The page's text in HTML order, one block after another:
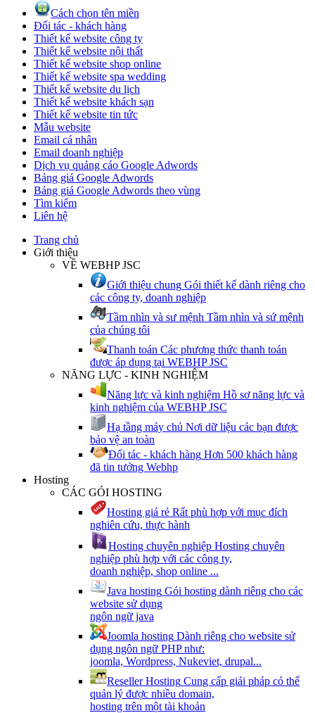
Cách chọn tên miền
Đối tác - khách hàng
Thiết kế website công ty
Thiết kế website nội thất
Thiết kế website shop online
Thiết kế website spa wedding
Thiết kế website du lịch
Thiết kế website khách sạn
Thiết kế website tin tức
Mẫu website
Email cá nhân
Email doanh nghiệp
Dịch vụ quảng cáo Google Adwords
Bảng giá Google Adwords
Bảng giá Google Adwords theo vùng
Tìm kiếm
Liên hệ
Trang chủ
Giới thiệu
VỀ WEBHP JSC
Giới thiệu chung Gói thiết kế dành riêng cho
các công ty, doanh nghiệp
Tầm nhìn và sư mệnh Tầm nhìn và sứ mệnh
của chúng tôi
Thanh toán Các phương thức thanh toán
được áp dụng tại WEBHP JSC
NĂNG LỰC - KINH NGHIỆM
Năng lực và kinh nghiệm Hồ sơ năng lực và
kinh nghiệm của WEBHP JSC
Hạ tầng máy chủ Nơi dữ liệu các bạn được
bảo vệ an toàn
Đối tác - khách hàng Hơn 500 khách hàng
đã tin tưởng Webhp
Hosting
CÁC GÓI HOSTING
Hosting giá rẻ Rất phù hợp với mục đích
nghiên cứu, thực hành
Hosting chuyên nghiệp Hosting chuyên
nghiệp phù hợp với các công ty,
doanh nghiệp, shop online ...
Java hosting Gói hosting dành riêng cho các
website sử dụng
ngôn ngữ java
Joomla hosting Dành riêng cho website sử
dụng ngôn ngữ PHP như:
joomla, Wordpress, Nukeviet, drupal...
Reseller Hosting Cung cấp giải pháp có thể
quản lý được nhiều domain,
hosting trên một tài khoản